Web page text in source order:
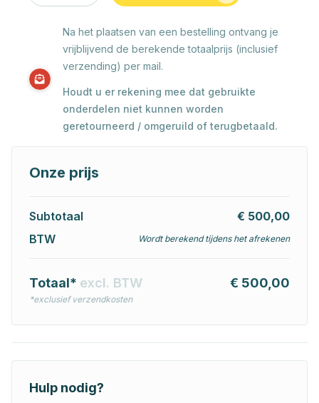
Na het plaatsen van een bestelling ontvang je
vrijblijvend de berekende totaalprijs (inclusief
verzending) per mail.
Houdt u er rekening mee dat gebruikte
onderdelen niet kunnen worden
geretourneerd / omgeruild of terugbetaald.
Onze prijs
Subtotaal
€ 500,00
BTW
Wordt berekend tijdens het afrekenen
Totaal* excl. BTW
*exclusief verzendkosten
€ 500,00
Hulp nodig?